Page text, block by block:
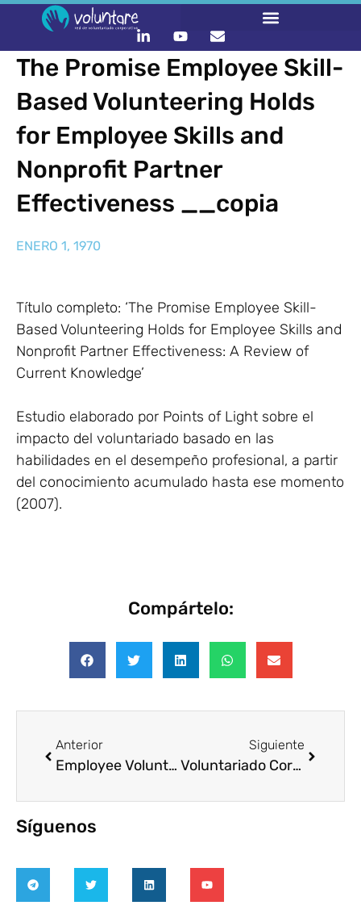
The Promise Employee Skill-
Based Volunteering Holds
for Employee Skills and
Nonprofit Partner
Effectiveness __copia
ENERO 1, 1970
Título completo: ‘The Promise Employee Skill-
Based Volunteering Holds for Employee Skills and
Nonprofit Partner Effectiveness: A Review of
Current Knowledge’
Estudio elaborado por Points of Light sobre el
impacto del voluntariado basado en las
habilidades en el desempeño profesional, a partir
del conocimiento acumulado hasta ese momento
(2007).
Compártelo:
Anterior
Employee Voluntering. The guide
Siguiente
Voluntariado Corporativo en España y América Latina: percepciones empresa – ENL
Síguenos